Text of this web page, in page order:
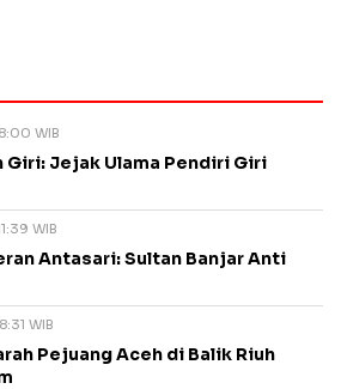
WIB
Giri: Jejak Ulama Pendiri Giri
WIB
Antasari: Sultan Banjar Anti
WIB
Pejuang Aceh di Balik Riuh